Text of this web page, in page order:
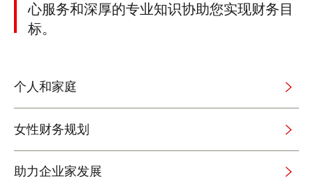
心服务和深厚的专业知识协助您实现财务目
标。
个人和家庭
女性财务规划
助力企业家发展